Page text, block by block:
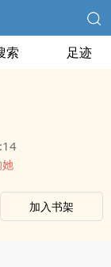
索 足迹
加入书架